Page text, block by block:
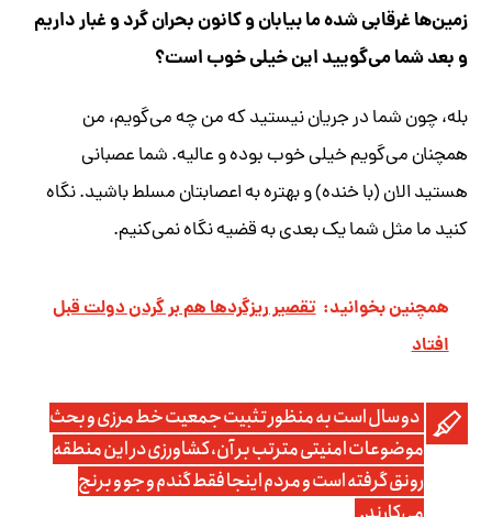
زمین‌ها غرقابی شده ما بیابان و کانون بحران گرد و غبار داریم
و بعد شما می‌گویید این خیلی خوب است؟
بله، چون شما در جریان نیستید که من چه می‌گویم، من
همچنان می‌گویم خیلی خوب بوده و عالیه. شما عصبانی
هستید الان (با خنده) و بهتره به اعصابتان مسلط باشید. نگاه
کنید ما مثل شما یک بعدی به قضیه نگاه نمی‌کنیم.
همچنین بخوانید: تقصیر ریزگردها هم بر گردن دولت قبل
افتاد
دو سال است به منظور تثبیت جمعیت خط مرزی و بحث
موضوعات امنیتی مترتب بر آن، کشاورزی در این منطقه
رونق گرفته است و مردم اینجا فقط گندم و جو و برنج